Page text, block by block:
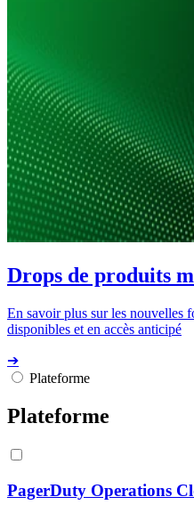
Drops de produits
En savoir plus sur les nouvelles
disponibles et en accès anticipé
➔
Plateforme
Plateforme
PagerDuty Operations